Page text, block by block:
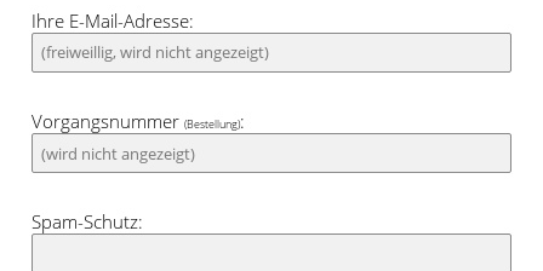
Ihre E-Mail-Adresse:
Vorgangsnummer(Bestellung):
Spam-Schutz: